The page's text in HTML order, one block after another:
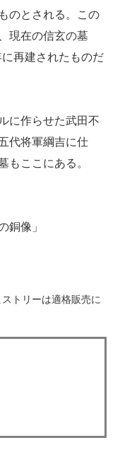
のとされる。この
現在の信玄の墓
再建されたものだ
に作らせた武田不
代将軍綱吉に仕
もここにある。
銅像」
トリーは適格販売に